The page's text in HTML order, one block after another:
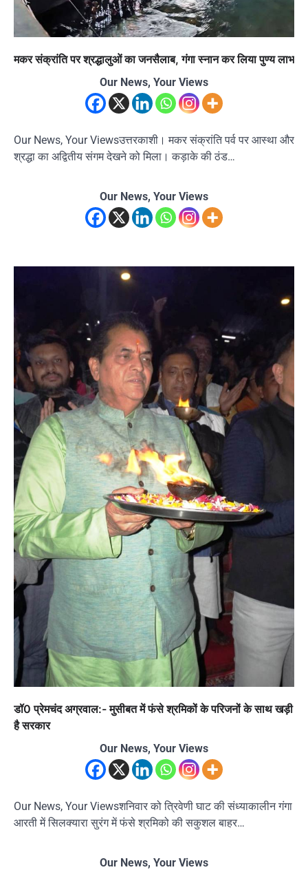
मकर संक्रांति पर श्रद्धालुओं का जनसैलाब, गंगा स्नान कर लिया पुण्य लाभ
Our News, Your Views
Our News, Your Viewsउत्तरकाशी। मकर संक्रांति पर्व पर आस्था और
श्रद्धा का अद्वितीय संगम देखने को मिला। कड़ाके की ठंड…
Our News, Your Views
डॉ0 प्रेमचंद अग्रवाल:- मुसीबत में फंसे श्रमिकों के परिजनों के साथ खड़ी
है सरकार
Our News, Your Views
Our News, Your Viewsशनिवार को त्रिवेणी घाट की संध्याकालीन गंगा
आरती में सिलक्यारा सुरंग में फंसे श्रमिको की सकुशल बाहर…
Our News, Your Views